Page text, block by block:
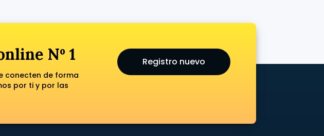
Nº 1
conecten de forma
por ti y por las
Registro nuevo